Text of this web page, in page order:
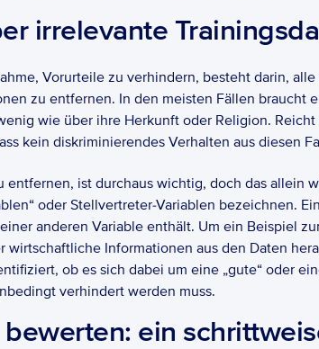
irrelevante
Vorurteile zu verhindern, besteht darin,
zu entfernen. In den meisten Fällen braucht
wie über ihre Herkunft oder Religion.
kein diskriminierendes Verhalten aus diesen
entfernen, ist durchaus wichtig, doch das allein
oder Stellvertreter-Variablen bezeichnen.
anderen Variable enthält. Um ein Beispiel
Informationen aus den Daten
ob es sich dabei um eine „gute“ oder
verhindert werden muss.
ein